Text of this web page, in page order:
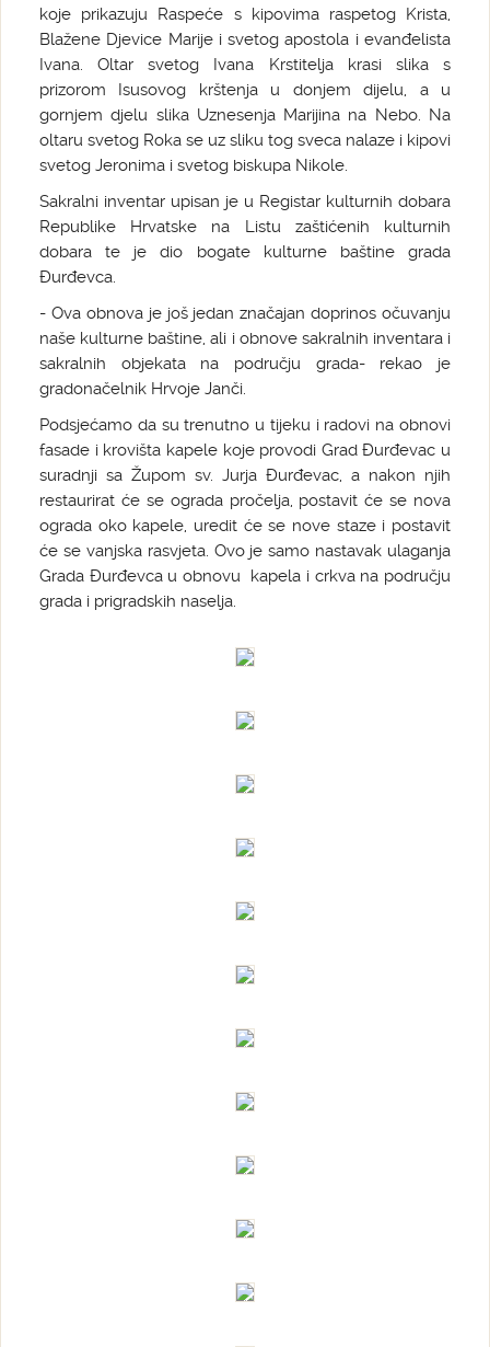
koje prikazuju Raspeće s kipovima raspetog Krista,
Blažene Djevice Marije i svetog apostola i evanđelista
Ivana. Oltar svetog Ivana Krstitelja krasi slika s
prizorom Isusovog krštenja u donjem dijelu, a u
gornjem djelu slika Uznesenja Marijina na Nebo. Na
oltaru svetog Roka se uz sliku tog sveca nalaze i kipovi
svetog Jeronima i svetog biskupa Nikole.
Sakralni inventar upisan je u Registar kulturnih dobara
Republike Hrvatske na Listu zaštićenih kulturnih
dobara te je dio bogate kulturne baštine grada
Đurđevca.
- Ova obnova je još jedan značajan doprinos očuvanju
naše kulturne baštine, ali i obnove sakralnih inventara i
sakralnih objekata na području grada- rekao je
gradonačelnik Hrvoje Janči.
Podsjećamo da su trenutno u tijeku i radovi na obnovi
fasade i krovišta kapele koje provodi Grad Đurđevac u
suradnji sa Župom sv. Jurja Đurđevac, a nakon njih
restaurirat će se ograda pročelja, postavit će se nova
ograda oko kapele, uredit će se nove staze i postavit
će se vanjska rasvjeta. Ovo je samo nastavak ulaganja
Grada Đurđevca u obnovu kapela i crkva na području
grada i prigradskih naselja.